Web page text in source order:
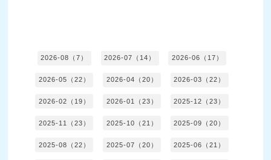
2026-08（7） 2026-07（14） 2026-06（17）
2026-05（22） 2026-04（20） 2026-03（22）
2026-02（19） 2026-01（23） 2025-12（23）
2025-11（23） 2025-10（21） 2025-09（20）
2025-08（22） 2025-07（20） 2025-06（21）